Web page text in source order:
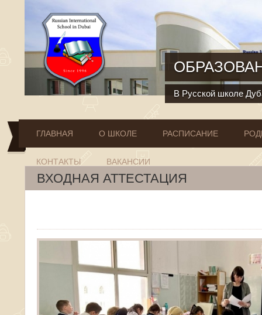
В Русской школе
ГЛАВНАЯ О ШКОЛЕ РАСПИСАНИЕ
КОНТАКТЫ ВАКАНСИИ
ВХОДНАЯ АТТЕСТАЦИЯ